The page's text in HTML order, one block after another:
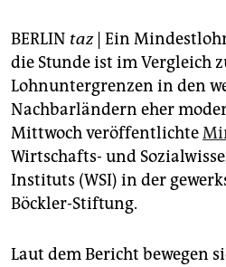
unterstützen
abo
genossenschaft
epaper login
BERLIN taz| Ein
die Stunde ist im Vergleich
Lohnuntergrenzen in den
Nachbarländern eher
Mittwoch veröffentlichte
Wirtschafts- und
Instituts (WSI) in der
Böckler-Stiftung.
Laut dem Bericht bewegen